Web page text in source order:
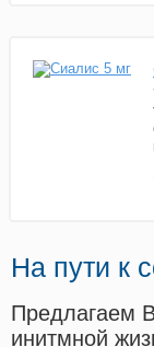
На пути к
Предлагаем
инитмной